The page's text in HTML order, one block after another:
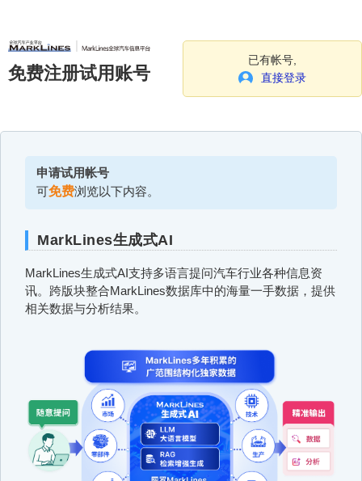
免费注册试用账号
已有帐号,
直接登录
申请试用帐号
可免费浏览以下内容。
MarkLines生成式AI
MarkLines生成式AI支持多语言提问汽车行业各种信息资
讯。跨版块整合MarkLines数据库中的海量一手数据，提供
相关数据与分析结果。